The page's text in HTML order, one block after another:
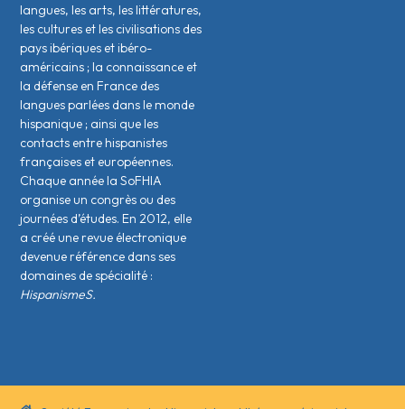
langues, les arts, les littératures,
les cultures et les civilisations des
pays ibériques et ibéro-
américains ; la connaissance et
la défense en France des
langues parlées dans le monde
hispanique ; ainsi que les
contacts entre hispanistes
français·es et européen·nes.
Chaque année la SoFHIA
organise un congrès ou des
journées d’études. En 2012, elle
a créé une revue électronique
devenue référence dans ses
domaines de spécialité :
HispanismeS.